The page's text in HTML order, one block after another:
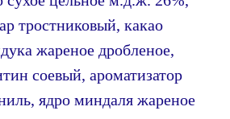
тростниковый, какао
жареное дробленое,
соевый, ароматизатор
ядро миндаля жареное